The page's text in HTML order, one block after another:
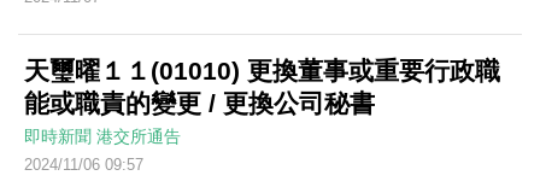
天璽曜１１(01010) 更換董事或重要行政職
能或職責的變更 / 更換公司秘書
即時新聞 港交所通告
2024/11/06 09:57